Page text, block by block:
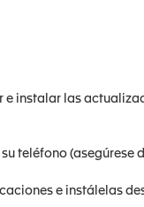
instalar las
teléfono (asegúrese
e instálelas